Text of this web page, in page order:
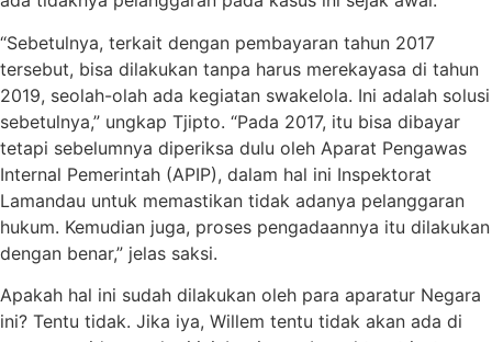
“Sebetulnya, terkait dengan pembayaran tahun 2017
tersebut, bisa dilakukan tanpa harus merekayasa di tahun
2019, seolah-olah ada kegiatan swakelola. Ini adalah solusi
sebetulnya,” ungkap Tjipto. “Pada 2017, itu bisa dibayar
tetapi sebelumnya diperiksa dulu oleh Aparat Pengawas
Internal Pemerintah (APIP), dalam hal ini Inspektorat
Lamandau untuk memastikan tidak adanya pelanggaran
hukum. Kemudian juga, proses pengadaannya itu dilakukan
dengan benar,” jelas saksi.
Apakah hal ini sudah dilakukan oleh para aparatur Negara
ini? Tentu tidak. Jika iya, Willem tentu tidak akan ada di